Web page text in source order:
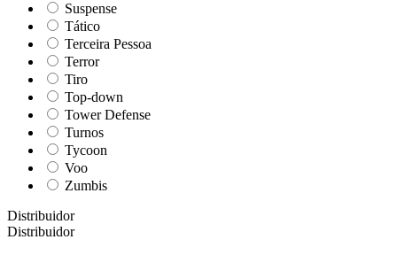
Suspense
Tático
Terceira Pessoa
Terror
Tiro
Top-down
Tower Defense
Turnos
Tycoon
Voo
Zumbis
Distribuidor
Distribuidor